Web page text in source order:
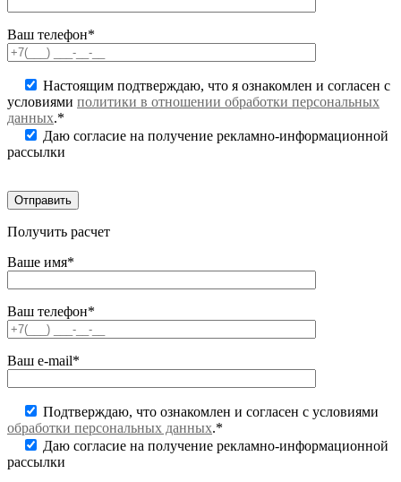
Ваш телефон*
Настоящим подтверждаю, что я ознакомлен и согласен с
условиями политики в отношении обработки персональных
данных.*
Даю согласие на получение рекламно-информационной
рассылки
Получить расчет
Ваше имя*
Ваш телефон*
Ваш e-mail*
Подтверждаю, что ознакомлен и согласен с условиями
обработки персональных данных.*
Даю согласие на получение рекламно-информационной
рассылки